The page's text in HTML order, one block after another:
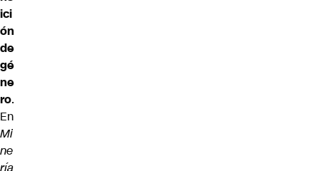
ici
ón
de
gé
ne
ro.
En
Mi
ne
ría